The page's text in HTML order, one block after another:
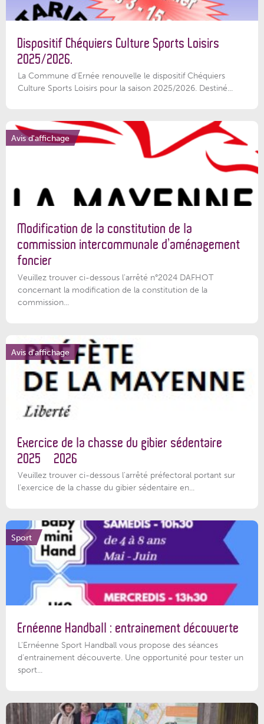
Dispositif Chéquiers Culture Sports Loisirs
2025/2026.
La Commune d'Ernée renouvelle le dispositif Chéquiers
Culture Sports Loisirs pour la saison 2025/2026. Destiné...
Avis d'affichage
Modification de la constitution de la
commission intercommunale d’aménagement
foncier
Veuillez trouver ci-dessous l'arrêté n°2024 DAFHOT
concernant la modification de la constitution de la
commission...
Avis d'affichage
Exercice de la chasse du gibier sédentaire
2025 – 2026
Veuillez trouver ci-dessous l'arrêté préfectoral portant sur
l'exercice de la chasse du gibier sédentaire en...
Sport
Ernéenne Handball : entrainement découverte
L'Ernéenne Sport Handball vous propose des séances
d'entrainement découverte. Une opportunité pour tester un
sport...